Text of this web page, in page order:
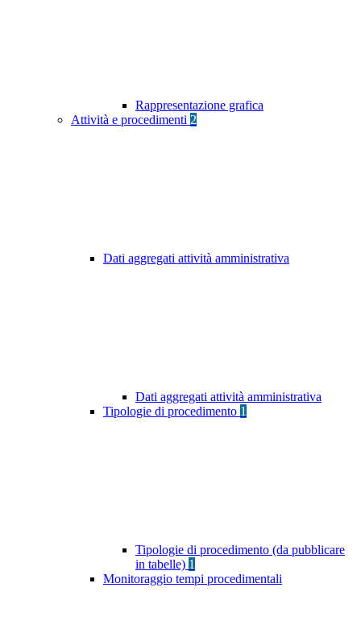
Rappresentazione grafica
Attività e procedimenti 2
Dati aggregati attività amministrativa
Dati aggregati attività amministrativa
Tipologie di procedimento 1
Tipologie di procedimento (da pubblicare
in tabelle) 1
Monitoraggio tempi procedimentali